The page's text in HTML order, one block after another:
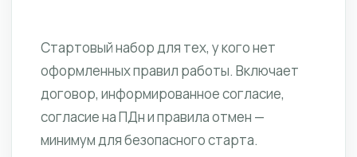
Стартовый набор для тех, у кого нет
оформленных правил работы. Включает
договор, информированное согласие,
согласие на ПДн и правила отмен —
минимум для безопасного старта.